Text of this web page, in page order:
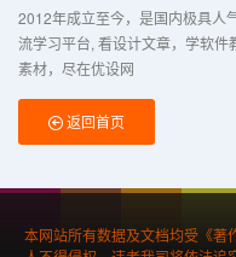
2012年成立至今，是国内极具人
流学习平台 看设计文章，学软件
素材，尽在优设网
返回首页
本网站所有数据及文档均受《著